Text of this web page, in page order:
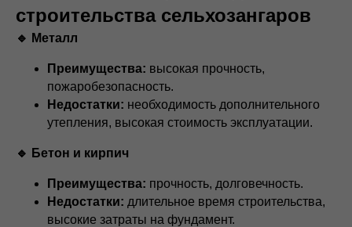
строительства сельхозангаров
🔹 Металл
Преимущества: высокая прочность,
пожаробезопасность.
Недостатки: необходимость дополнительного
утепления, высокая стоимость эксплуатации.
🔹 Бетон и кирпич
Преимущества: прочность, долговечность.
Недостатки: длительное время строительства,
высокие затраты на фундамент.